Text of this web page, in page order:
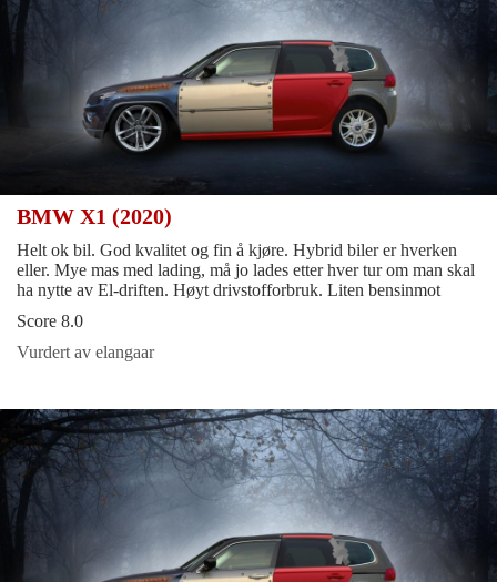
BMW X1 (2020)
Helt ok bil. God kvalitet og fin å kjøre. Hybrid biler er hverken
eller. Mye mas med lading, må jo lades etter hver tur om man skal
ha nytte av El-driften. Høyt drivstofforbruk. Liten bensinmot
Score 8.0
Vurdert av elangaar